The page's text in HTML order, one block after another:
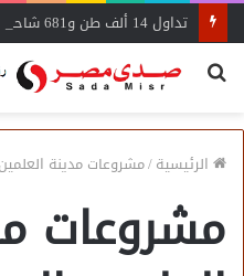
بحث
الرئيسية/مشروعات مدينة
مشروعات